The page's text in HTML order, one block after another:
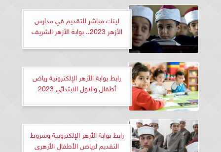
لينك مباشر للتقديم في مدارس
الأزهر 2023.. بوابة الأزهر الشريف
رابط بوابة الأزهر الإلكترونية رياض
أطفال والاول الابتدائي 2023
رابط بوابة الأزهر الإلكترونية وشروط
التقديم لرياض الأطفال الأزهرى